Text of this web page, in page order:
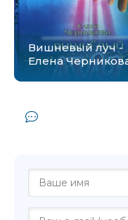
Вишневый луч -
Елена